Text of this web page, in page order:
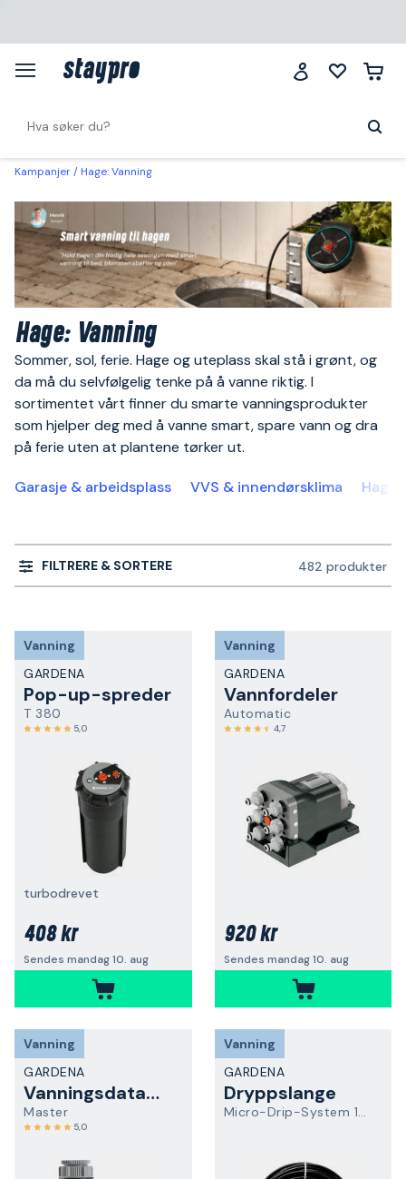
Kampanjer Hage: Vanning
Hage: Vanning
Sommer, sol, ferie. Hage og uteplass skal stå i grønt, og
da må du selvfølgelig tenke på å vanne riktig. I
sortimentet vårt finner du smarte vanningsprodukter
som hjelper deg med å vanne smart, spare vann og dra
på ferie uten at plantene tørker ut.
Garasje & arbeidsplass VVS & innendørsklima Hage
FILTRERE & SORTERE 482 produkter
Vanning
GARDENA
Pop-up-spreder
T 380
5,0
turbodrevet
408 kr
Sendes mandag 10. aug
Vanning
GARDENA
Vannfordeler
Automatic
4,7
920 kr
Sendes mandag 10. aug
Vanning
GARDENA
Vanningsdatamaskin
Master
5,0
Vanning
GARDENA
Dryppslange
Micro-Drip-System 13504-20